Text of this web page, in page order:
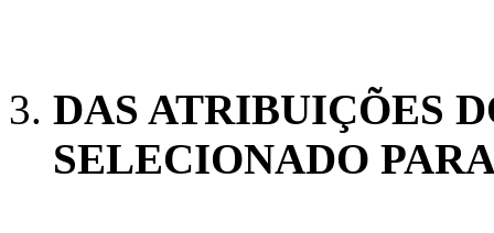
DAS ATRIBUIÇÕES
SELECIONADO